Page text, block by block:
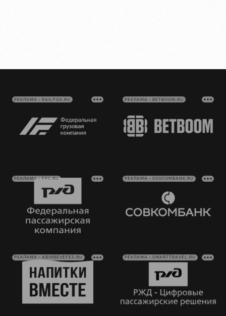
РЕКЛАМА • RAILFGK.RU РЕКЛАМА • BETBOOM.RU
РЕКЛАМА • FPC.RU РЕКЛАМА • SOVCOMBANK.RU
РЕКЛАМА • ABINBEVEFES.RU РЕКЛАМА • SMARTTRAVEL.RU